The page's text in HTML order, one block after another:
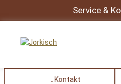
Service &
Kontakt